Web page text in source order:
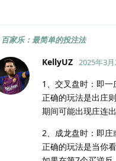
百家乐：最简单的投注法
KellyUZ 2025年3月
1、交叉盘时：即一
正确的玩法是出庄
期间可能出现庄连
2、成龙盘时：即庄
正确的玩法是当你